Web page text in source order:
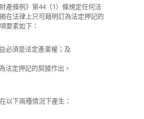
產條例》第44（1） 條規定任何法
在法律上只可藉明訂為法定押記的
要素如下：
必須是法定產業權 ； 及
法定押記的契據作出。
以下兩種情況下產生：